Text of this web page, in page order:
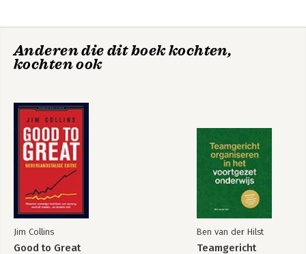
Portfoliomanagement
implementeren -
Routekaart
Anderen die dit boek kochten,
kochten ook
Jim Collins
Good to Great
Ben van der Hilst
Teamgericht